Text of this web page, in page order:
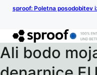
sproof: Poletna posodobitev
Ali bodo